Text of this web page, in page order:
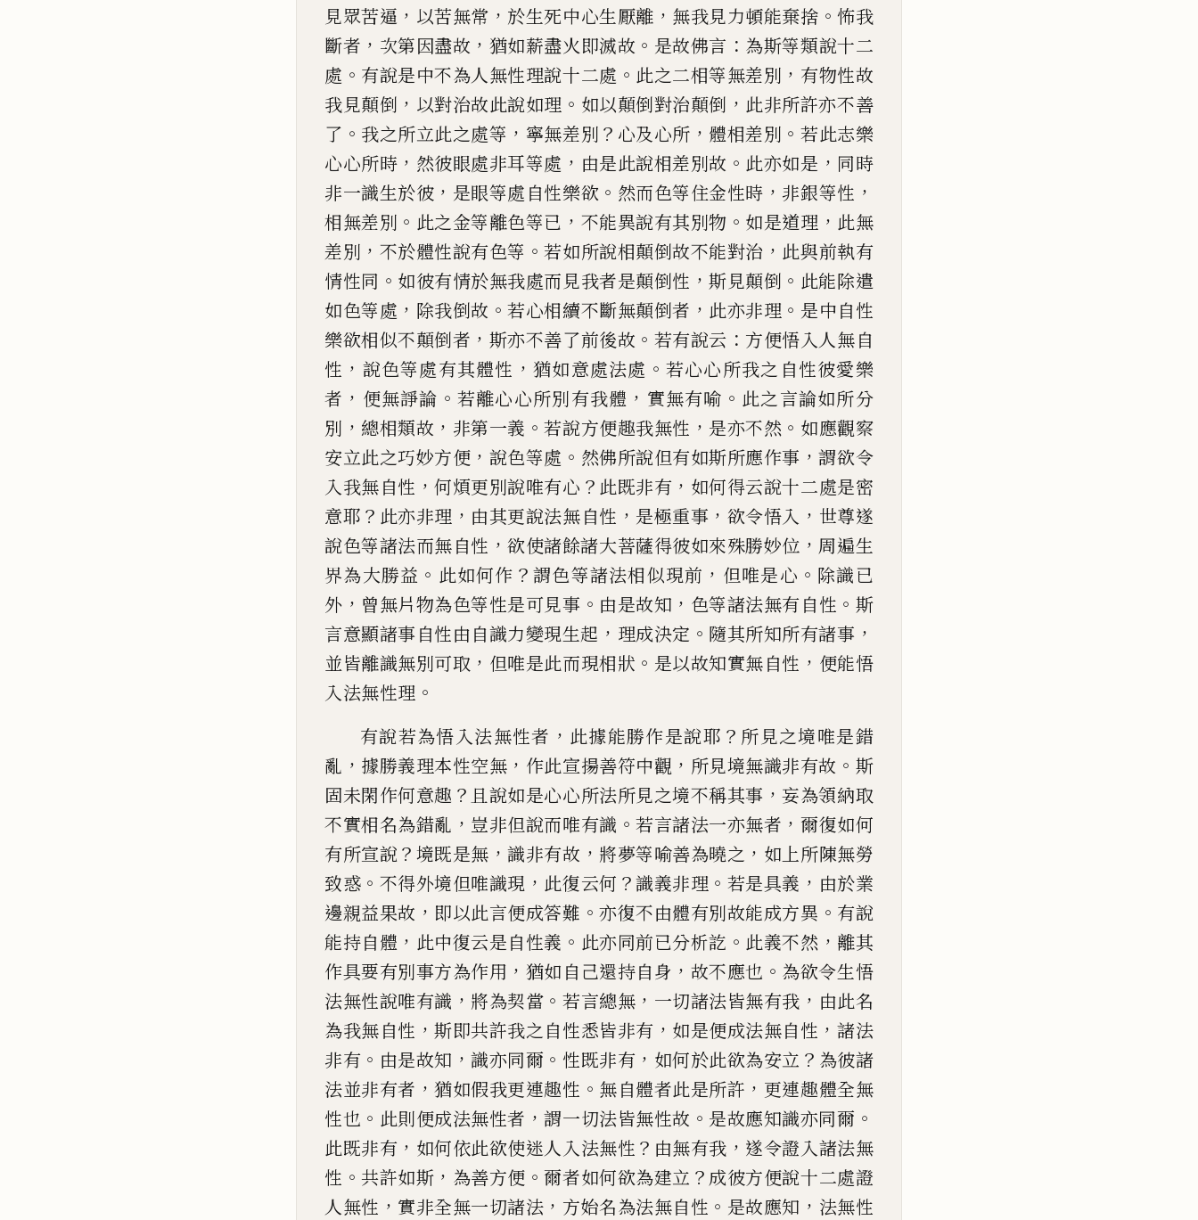
見眾苦逼 ， 以苦無常 ， 於生死中心生厭離 ， 無我見力頓能棄捨 。怖我
斷者 ， 次第因盡故 ， 猶如薪盡火即滅故 。 是故佛言 ： 為斯等類說十二
處 。 有說是中不為人無性理說十二處 。 此之二相等無差別 ， 有物性故
我見顛倒 ， 以對治故此說如理 。 如以顛倒對治顛倒 ， 此非所許亦不善
了 。 我之所立此之處等 ， 寧無差別 ？ 心及心所 ， 體相差別 。 若此志樂
心心所時 ， 然彼眼處非耳等處 ， 由是此說相差別故 。 此亦如是 ， 同時
非一識生於彼 ， 是眼等處自性樂欲 。 然而色等住金性時 ， 非銀等性 ，
相無差別 。 此之金等離色等已 ， 不能異說有其別物 。 如是道理 ， 此無
差別 ， 不於體性說有色等 。若如所說相顛倒故不能對治 ， 此與前執有
情性同 。 如彼有情於無我處而見我者是顛倒性 ，斯見顛倒 。 此能除遣
如色等處 ， 除我倒故 。若心相續不斷無顛倒者 ， 此亦非理 。 是中自性
樂欲相似不顛倒者 ， 斯亦不善了前後故 。 若有說云 ： 方便悟入人無自
性 ， 說色等處有其體性 ， 猶如意處法處 。 若心心所我之自性彼愛樂
者 ， 便無諍論 。 若離心心所別有我體 ， 實無有喻 。 此之言論如所分
別 ， 總相類故 ， 非第一義 。若說方便趣我無性 ， 是亦不然 。 如應觀察
安立此之巧妙方便 ， 說色等處 。 然佛所說但有如斯所應作事 ，謂欲令
入我無自性 ，何煩更別說唯有心 ？ 此既非有 ， 如何得云說十二處是密
意耶 ？ 此亦非理 ， 由其更說法無自性 ， 是極重事 ， 欲令悟入 ， 世尊遂
說色等諸法而無自性 ，欲使諸餘諸大菩薩得彼如來殊勝妙位 ， 周遍生
界為大勝益 。 此如何作 ？ 謂色等諸法相似現前 ， 但唯是心 。 除識已
外 ， 曾無片物為色等性是可見事 。 由是故知 ， 色等諸法無有自性 。 斯
言意顯諸事自性由自識力變現生起 ， 理成決定 。 隨其所知所有諸事 ，
並皆離識無別可取 ， 但唯是此而現相狀 。 是以故知實無自性 ， 便能悟
入法無性理 。
有說若為悟入法無性者 ， 此據能勝作是說耶 ？ 所見之境唯是錯
亂 ， 據勝義理本性空無 ， 作此宣揚善符中觀 ， 所見境無識非有故 。 斯
固未閑作何意趣 ？ 且說如是心心所法所見之境不稱其事 ，妄為領納取
不實相名為錯亂 ， 豈非但說而唯有識 。若言諸法一亦無者 ， 爾復如何
有所宣說 ？ 境既是無 ，識非有故 ， 將夢等喻善為曉之 ， 如上所陳無勞
致惑 。 不得外境但唯識現 ， 此復云何 ？識義非理 。 若是具義 ， 由於業
邊親益果故 ， 即以此言便成答難 。亦復不由體有別故能成方異 。 有說
能持自體 ， 此中復云是自性義 。 此亦同前已分析訖 。 此義不然 ， 離其
作具要有別事方為作用 ， 猶如自己還持自身 ， 故不應也 。 為欲令生悟
法無性說唯有識 ， 將為契當 。 若言總無 ， 一切諸法皆無有我 ， 由此名
為我無自性 ，斯即共許我之自性悉皆非有 ， 如是便成法無自性 ，諸法
非有 。 由是故知 ，識亦同爾 。 性既非有 ， 如何於此欲為安立 ？ 為彼諸
法並非有者 ，猶如假我更連趣性 。 無自體者此是所許 ， 更連趣體全無
性也 。 此則便成法無性者 ，謂一切法皆無性故 。 是故應知識亦同爾 。
此既非有 ， 如何依此欲使迷人入法無性 ？ 由無有我 ， 遂令證入諸法無
性 。共許如斯 ， 為善方便 。爾者如何欲為建立 ？ 成彼方便說十二處證
人無性 ， 實非全無一切諸法 ， 方始名為法無自性 。 是故應知 ， 法無性